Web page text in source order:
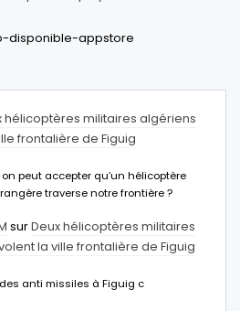
hélicoptères militaires algériens
frontalière de Figuig
peut accepter qu’un hélicoptère
traverse notre frontière ?
surDeux hélicoptères militaires
la ville frontalière de Figuig
anti missiles à Figuig c